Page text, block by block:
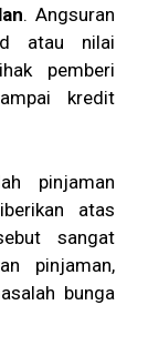
. Angsuran
atau nilai
pemberi
kredit
pinjaman
atas
sangat
pinjaman,
bunga